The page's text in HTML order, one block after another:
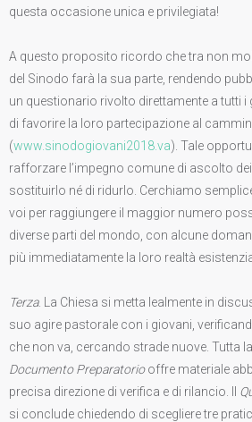
questa occasione unica e privilegiata!
A questo proposito ricordo che tra non
del Sinodo farà la sua parte, rendendo
un questionario rivolto direttamente a tutti
di favorire la loro partecipazione al
(www.sinodogiovani2018.va). Tale
rafforzare l’impegno comune di ascolto
sostituirlo né di ridurlo. Cerchiamo
voi per raggiungere il maggior numero
diverse parti del mondo, con alcune
più immediatamente la loro realtà
Terza. La Chiesa si metta lealmente in
suo agire pastorale con i giovani,
che non va, cercando strade nuove. Tutta
Documento Preparatoriooffre materiale
precisa direzione di verifica e di rilancio. Il
si conclude chiedendo di scegliere tre